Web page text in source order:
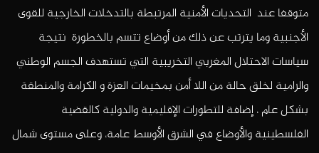
متوقفا عند التحديات الأمنية المرتبطة بالتدخلات الخارجية للقوى
الأجنبية وما يترتب عن ذلك من أوضاع تتسم بالخطورة نتيجة
سياسات الاحتلال المغربي التخريبية التي تستهدف الجسم الوطني
والرامية لخلق حالة من اللا أمن بمخيمات العزة و الكرامة والمنطقة
بشكل عام ، إضافة للتطورات الإقليمية والدولية كالقضية
الفلسطينية والأوضاع في الشرق الأوسط عامة، وعلى مستوى شمال